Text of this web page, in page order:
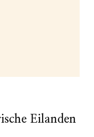
Eilanden